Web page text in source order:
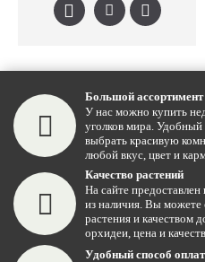
Большой ассортимент
У нас можно купить
уголков мира. Удобный
выбрать красивую
любой вкус, цвет и
Качество растений
На сайте
из наличия. Вы можете
растения и качеством
орхидеи, цена и
Удобный способ